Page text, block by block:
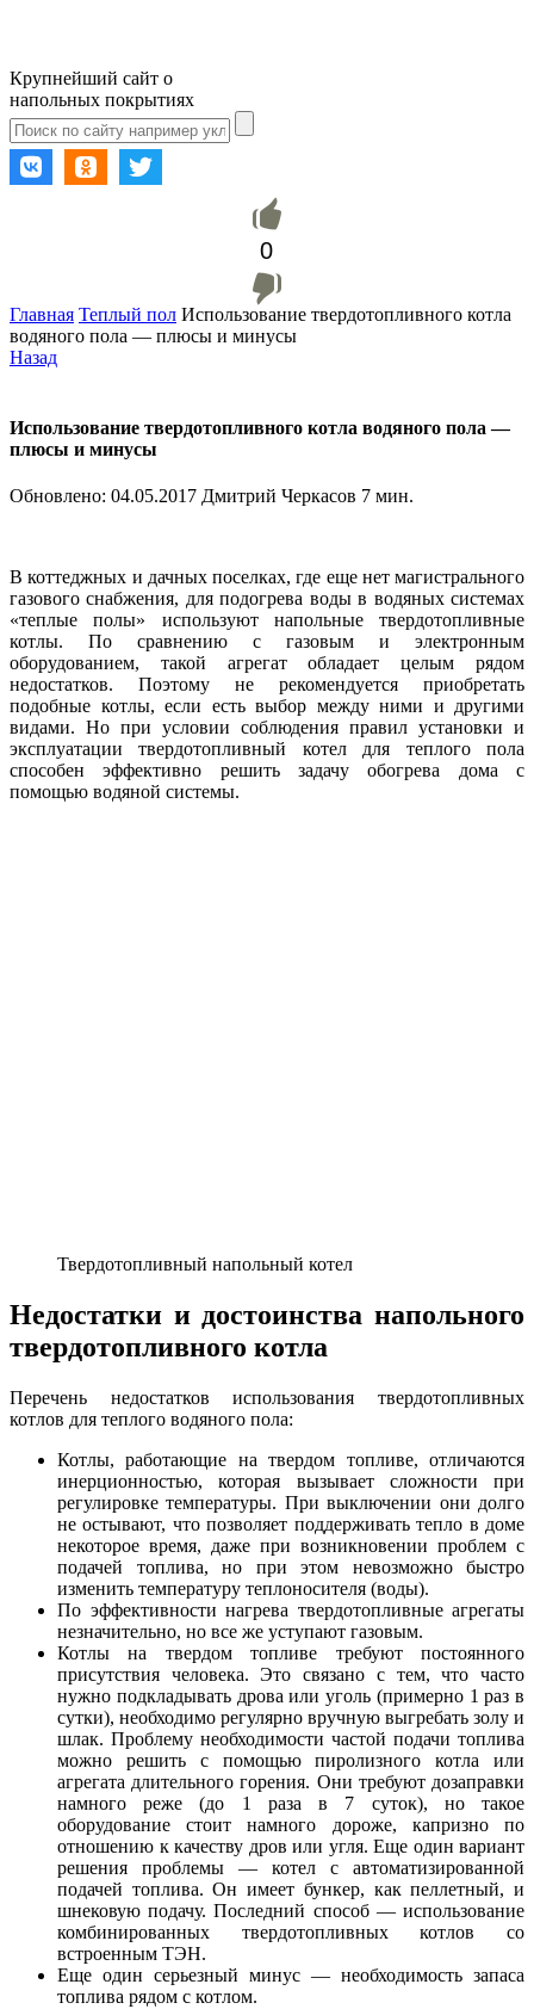
Крупнейший сайт о
напольных покрытиях
0
Главная Теплый пол Использование твердотопливного котла
водяного пола — плюсы и минусы
Назад
Использование твердотопливного котла водяного пола —
плюсы и минусы
Обновлено: 04.05.2017 Дмитрий Черкасов 7 мин.
В коттеджных и дачных поселках, где еще нет магистрального
газового снабжения, для подогрева воды в водяных системах
«теплые полы» используют напольные твердотопливные
котлы. По сравнению с газовым и электронным
оборудованием, такой агрегат обладает целым рядом
недостатков. Поэтому не рекомендуется приобретать
подобные котлы, если есть выбор между ними и другими
видами. Но при условии соблюдения правил установки и
эксплуатации твердотопливный котел для теплого пола
способен эффективно решить задачу обогрева дома с
помощью водяной системы.
Твердотопливный напольный котел
Недостатки и достоинства напольного
твердотопливного котла
Перечень недостатков использования твердотопливных
котлов для теплого водяного пола:
Котлы, работающие на твердом топливе, отличаются
инерционностью, которая вызывает сложности при
регулировке температуры. При выключении они долго
не остывают, что позволяет поддерживать тепло в доме
некоторое время, даже при возникновении проблем с
подачей топлива, но при этом невозможно быстро
изменить температуру теплоносителя (воды).
По эффективности нагрева твердотопливные агрегаты
незначительно, но все же уступают газовым.
Котлы на твердом топливе требуют постоянного
присутствия человека. Это связано с тем, что часто
нужно подкладывать дрова или уголь (примерно 1 раз в
сутки), необходимо регулярно вручную выгребать золу и
шлак. Проблему необходимости частой подачи топлива
можно решить с помощью пиролизного котла или
агрегата длительного горения. Они требуют дозаправки
намного реже (до 1 раза в 7 суток), но такое
оборудование стоит намного дороже, капризно по
отношению к качеству дров или угля. Еще один вариант
решения проблемы — котел с автоматизированной
подачей топлива. Он имеет бункер, как пеллетный, и
шнековую подачу. Последний способ — использование
комбинированных твердотопливных котлов со
встроенным ТЭН.
Еще один серьезный минус — необходимость запаса
топлива рядом с котлом.